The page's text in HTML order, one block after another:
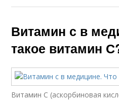
Витамин с в
такое витамин
Витамин С (аскорбиновая